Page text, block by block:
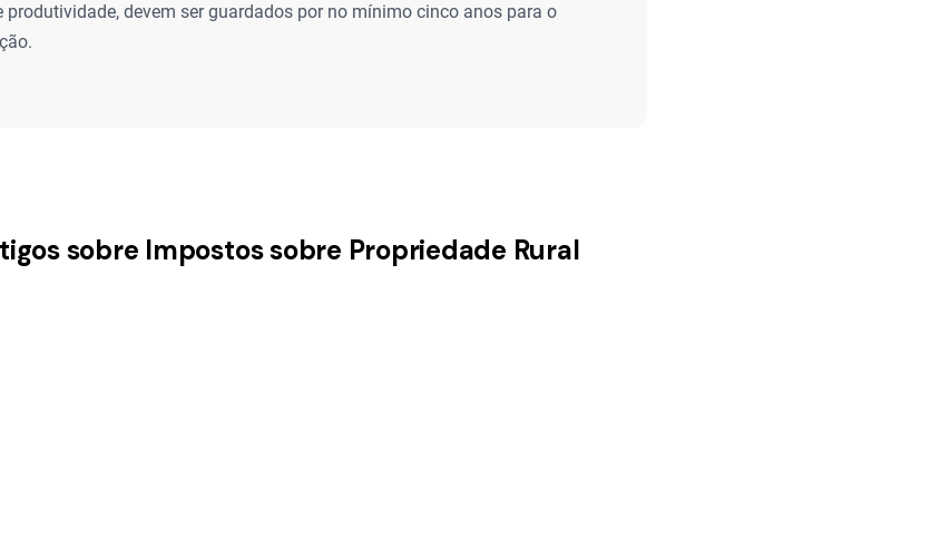
produtividade, devem ser guardados por no mínimo cinco anos para o
sobre Impostos sobre Propriedade Rural